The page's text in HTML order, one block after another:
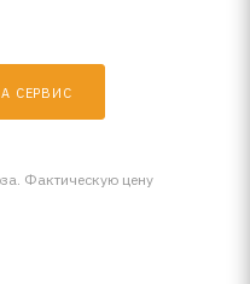
СЕРВИС
Фактическую цену